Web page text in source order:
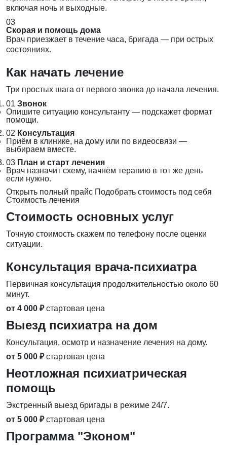
включая ночь и выходные.
03
Скорая и помощь дома
Врач приезжает в течение часа, бригада — при острых
состояниях.
Как начать лечение
Три простых шага от первого звонка до начала лечения.
01 Звонок
Опишите ситуацию консультанту — подскажет формат
помощи.
02 Консультация
Приём в клинике, на дому или по видеосвязи —
выбираем вместе.
03 План и старт лечения
Врач назначит схему, начнём терапию в тот же день
если нужно.
Открыть полный прайс Подобрать стоимость под себя
Стоимость лечения
Стоимость основных услуг
Точную стоимость скажем по телефону после оценки
ситуации.
Консультация врача-психиатра
Первичная консультация продолжительностью около 60
минут.
от 4 000 ₽ стартовая цена
Выезд психиатра на дом
Консультация, осмотр и назначение лечения на дому.
от 5 000 ₽ стартовая цена
Неотложная психиатрическая
помощь
Экстренный выезд бригады в режиме 24/7.
от 5 000 ₽ стартовая цена
Программа "Эконом"